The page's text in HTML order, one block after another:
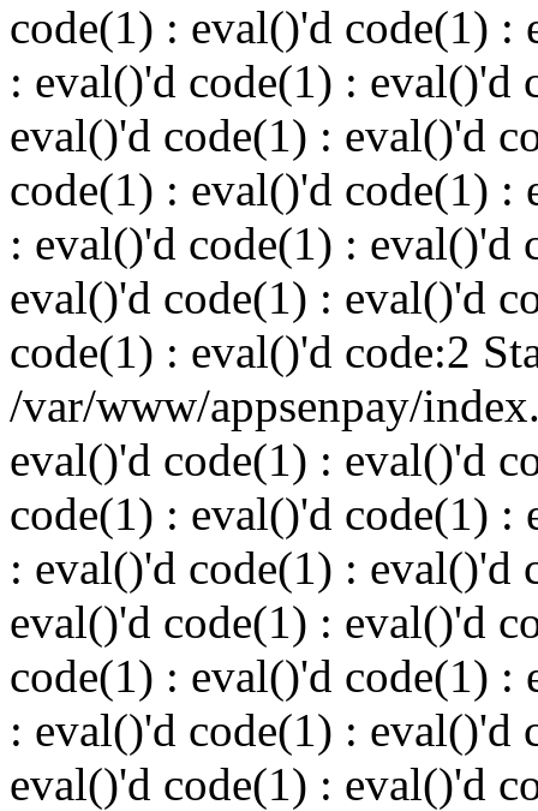
code(1) : eval()'d code(1) :
: eval()'d code(1) : eval()'d
eval()'d code(1) : eval()'d
code(1) : eval()'d code(1) :
: eval()'d code(1) : eval()'d
eval()'d code(1) : eval()'d
code(1) : eval()'d code:2
/var/www/appsenpay/
eval()'d code(1) : eval()'d
code(1) : eval()'d code(1) :
: eval()'d code(1) : eval()'d
eval()'d code(1) : eval()'d
code(1) : eval()'d code(1) :
: eval()'d code(1) : eval()'d
eval()'d code(1) : eval()'d